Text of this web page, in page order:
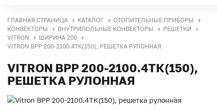
ГЛАВНАЯ СТРАНИЦА КАТАЛОГ
ОТОПИТЕЛЬНЫЕ ПРИБОРЫ
КОНВЕКТОРЫ
ВНУТРИПОЛЬНЫЕ КОНВЕКТОРЫ
РЕШЕТКИ
VITRON
ШИРИНА 200
VITRON ВРР 200-2100.4ТК(150), РЕШЕТКА РУЛОННАЯ
VITRON ВРР 200-2100.4ТК(150),
РЕШЕТКА РУЛОННАЯ